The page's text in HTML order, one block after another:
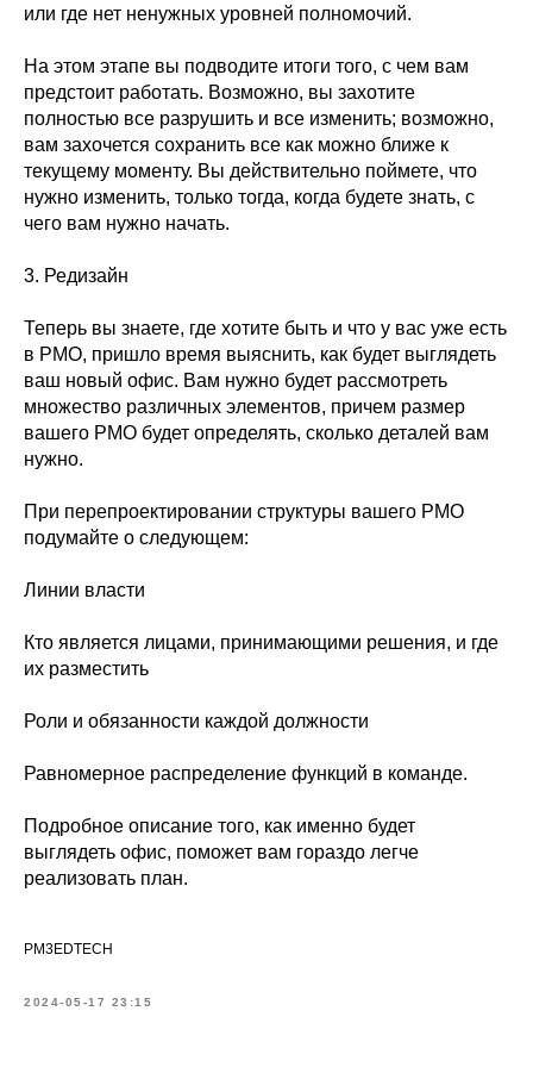
или где нет ненужных уровней полномочий.
На этом этапе вы подводите итоги того, с чем вам
предстоит работать. Возможно, вы захотите
полностью все разрушить и все изменить; возможно,
вам захочется сохранить все как можно ближе к
текущему моменту. Вы действительно поймете, что
нужно изменить, только тогда, когда будете знать, с
чего вам нужно начать.
3. Редизайн
Теперь вы знаете, где хотите быть и что у вас уже есть
в PMO, пришло время выяснить, как будет выглядеть
ваш новый офис. Вам нужно будет рассмотреть
множество различных элементов, причем размер
вашего PMO будет определять, сколько деталей вам
нужно.
При перепроектировании структуры вашего PMO
подумайте о следующем:
Линии власти
Кто является лицами, принимающими решения, и где
их разместить
Роли и обязанности каждой должности
Равномерное распределение функций в команде.
Подробное описание того, как именно будет
выглядеть офис, поможет вам гораздо легче
реализовать план.
PM3EDTECH
2024-05-17 23:15